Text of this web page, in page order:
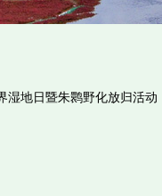
湿地日暨朱鹮野化放归活动